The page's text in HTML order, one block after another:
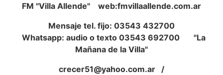
FM "Villa Allende" web:fmvillaallende.com.ar
Mensaje tel. fijo: 03543 432700
Whatsapp: audio o texto 03543 692700 "La
Mañana de la Villa"
crecer51@yahoo.com.ar /